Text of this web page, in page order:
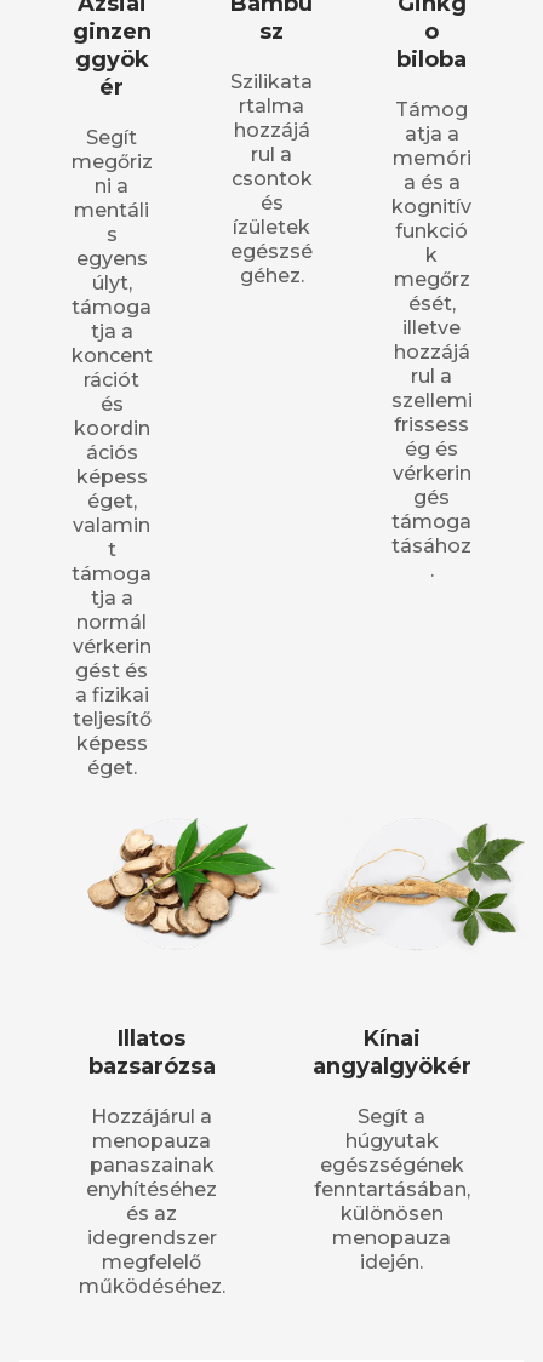
ginzen
ggyök
ér
Segít
megőriz
ni a
mentáli
s
egyens
úlyt,
támoga
tja a
koncent
rációt
és
koordin
ációs
képess
éget,
valamin
t
támoga
tja a
normál
vérkerin
gést és
a fizikai
teljesítő
képess
éget.
sz
Szilikata
rtalma
hozzájá
rul a
csontok
és
ízületek
egészsé
géhez.
o
biloba
Támog
atja a
memóri
a és a
kognitív
funkció
k
megőrz
ését,
illetve
hozzájá
rul a
szellemi
frissess
ég és
vérkerin
gés
támoga
tásához
.
Illatos
bazsarózsa
Hozzájárul a
menopauza
panaszainak
enyhítéséhez
és az
idegrendszer
megfelelő
működéséhez.
Kínai
angyalgyökér
Segít a
húgyutak
egészségének
fenntartásában,
különösen
menopauza
idején.